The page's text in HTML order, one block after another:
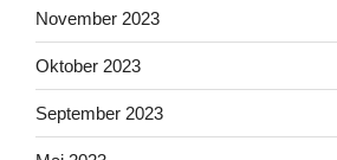
November 2023
Oktober 2023
September 2023